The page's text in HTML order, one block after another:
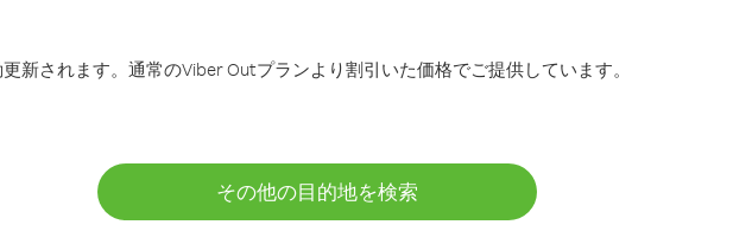
新されます。通常のViber Outプランより割引いた価格でご提供しています。
その他の目的地を検索